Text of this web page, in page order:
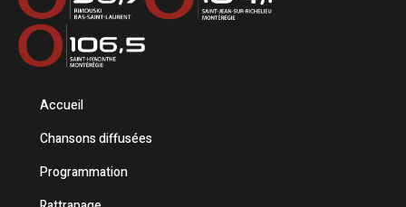
Accueil
Chansons diffusées
Programmation